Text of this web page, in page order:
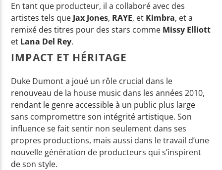
En tant que producteur, il a collaboré avec des
artistes tels que Jax Jones, RAYE, et Kimbra, et a
remixé des titres pour des stars comme Missy Elliott
et Lana Del Rey.
IMPACT ET HÉRITAGE
Duke Dumont a joué un rôle crucial dans le
renouveau de la house music dans les années 2010,
rendant le genre accessible à un public plus large
sans compromettre son intégrité artistique. Son
influence se fait sentir non seulement dans ses
propres productions, mais aussi dans le travail d’une
nouvelle génération de producteurs qui s’inspirent
de son style.